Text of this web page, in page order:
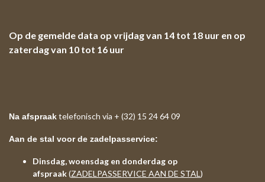
Op de gemelde data op vrijdag van 14 tot 18 uur en op
zaterdag van 10 tot 16 uur
Na afspraaktelefonisch via + (32) 15 24 64 09
Aan de stal voor de zadelpasservice:
Dinsdag, woensdag en donderdag op
afspraak(ZADELPASSERVICE AAN DE STAL )